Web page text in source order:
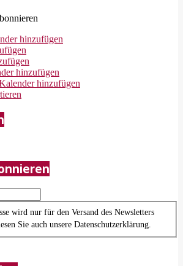
hinzufügen
hinzufügen
hinzufügen
wird nur für den Versand des Newsletters
Sie auch unsere Datenschutzerklärung.